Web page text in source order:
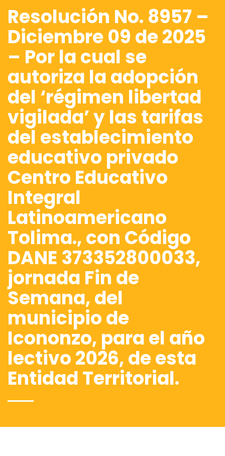
Resolución No. 8957 –
Diciembre 09 de 2025
– Por la cual se
autoriza la adopción
del ‘régimen libertad
vigilada’ y las tarifas
del establecimiento
educativo privado
Centro Educativo
Integral
Latinoamericano
Tolima., con Código
DANE 373352800033,
jornada Fin de
Semana, del
municipio de
Icononzo, para el año
lectivo 2026, de esta
Entidad Territorial.